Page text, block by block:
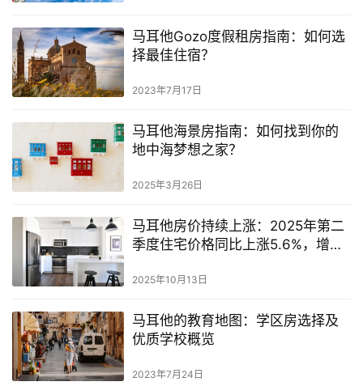
马耳他Gozo度假租房指南：如何选
择最佳住宿？
2023年7月17日
马耳他海景房指南：如何找到你的
地中海梦想之家？
2025年3月26日
马耳他房价持续上涨：2025年第二
季度住宅价格同比上涨5.6%，增幅
2025年10月13日
马耳他的教育地图：学区房选择及
优质学校概览
2023年7月24日